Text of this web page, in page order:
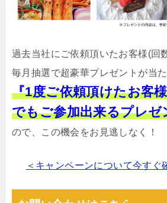
過去当社にご依頼頂いたお客様(回
毎月抽選で超豪華プレゼントが当
『1度ご依頼頂けたお客
でもご参加出来るプレゼ
ので、この機会をお見逃しなく！
＜キャンペーンについて今すぐ